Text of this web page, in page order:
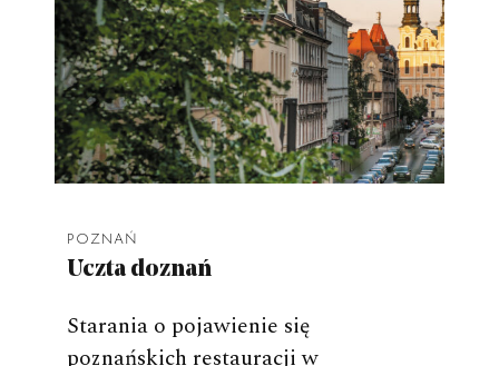
POZNAŃ
Uczta doznań
Starania o pojawienie się
poznańskich restauracji w